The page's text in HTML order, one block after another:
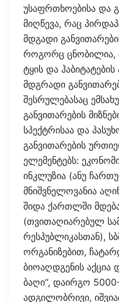
უსაფრთხოებისა და
მიღწევა, რაც
მდგადი
როგორც ცნობილია,
ტყის და
მდგრადი
შესრულებასაც
განვითარების
სპექტრისაა და
განვითარების
ელემენტებს:
ინკლუზია (ანუ
მნიშვნელოვანია
შიდა ქართლში
(თვითაღიარებულ
რესპუბლიკასთან),
ორგანიზებით,
ბიოაღდგენის აქცია
ბაღი“, დაირგო
ადგილობრივი,